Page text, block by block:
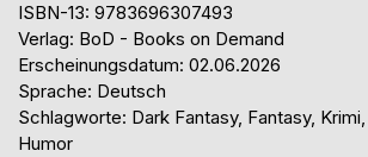
ISBN-13: 9783696307493
Verlag: BoD - Books on Demand
Erscheinungsdatum: 02.06.2026
Sprache: Deutsch
Schlagworte: Dark Fantasy, Fantasy,
Humor